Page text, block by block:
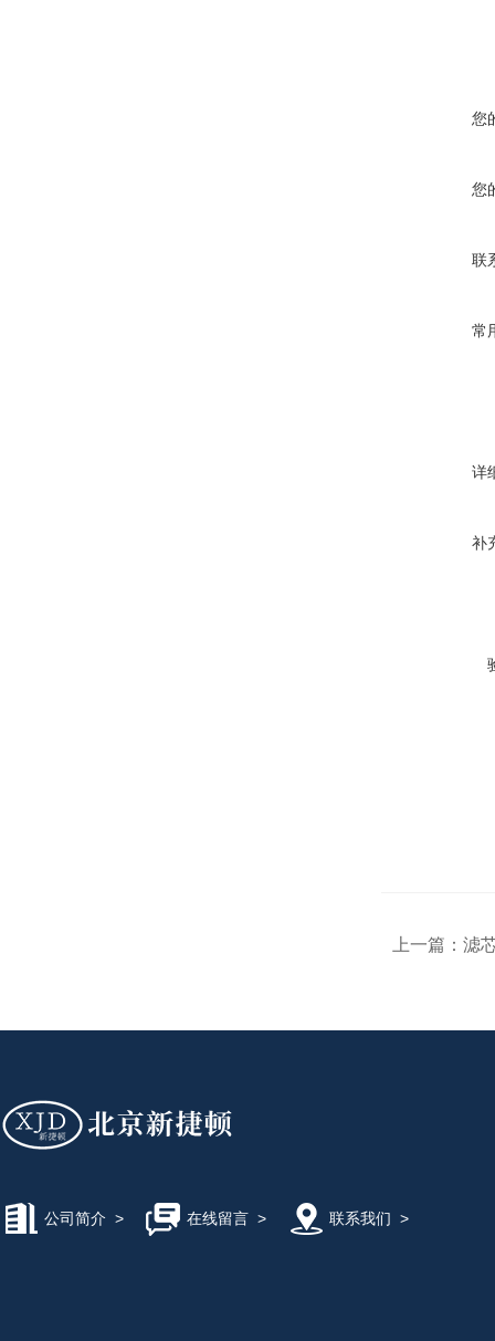
您
您
联
常
详
补
上一篇： 滤
公司简介 > 在线留言> 联系我们 >